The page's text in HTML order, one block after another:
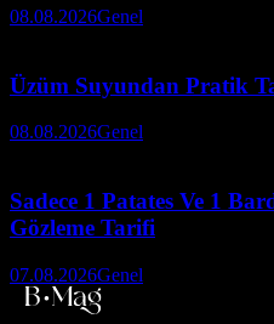
08.08.2026Genel
Üzüm Suyundan Pratik
08.08.2026Genel
Sadece 1 Patates Ve 1
Gözleme Tarifi
07.08.2026Genel